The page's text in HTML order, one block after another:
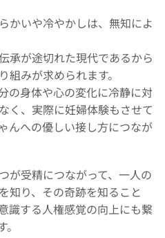
かいや冷やかしは、無知によ
承が途切れた現代であるから
組みが求められます。
の身体や心の変化に冷静に対
く、実際に妊婦体験もさせて
んへの優しい接し方につなが
が受精につながって、一人の
知り、その奇跡を知ること
識する人権感覚の向上にも繋